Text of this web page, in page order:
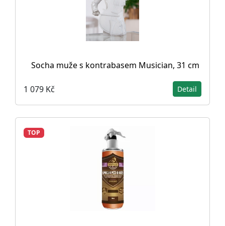
Socha muže s kontrabasem Musician, 31 cm
1 079 Kč Detail
TOP